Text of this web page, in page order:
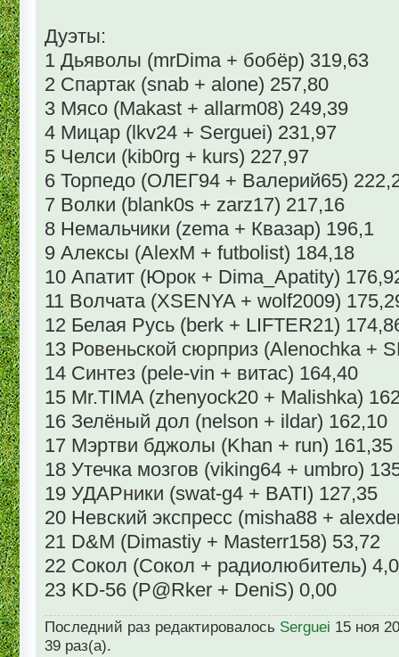
Дуэты:
1 Дьяволы (mrDima + бобёр) 319,63
2 Спартак (snab + alone) 257,80
3 Мясо (Makast + allarm08) 249,39
4 Мицар (lkv24 + Serguei) 231,97
5 Челси (kib0rg + kurs) 227,97
6 Торпедо (ОЛЕГ94 + Валерий65)
7 Волки (blank0s + zarz17) 217,16
8 Немальчики (zema + Квазар) 196,1
9 Алексы (AlexM + futbolist) 184,18
10 Апатит (Юрок + Dima_Apatity)
11 Волчата (XSENYA + wolf2009)
12 Белая Русь (berk + LIFTER21)
13 Ровеньской сюрприз (Alenochka +
14 Синтез (pele-vin + витас) 164,40
15 Mr.TIMA (zhenyock20 + Malishka)
16 Зелёный дол (nelson + ildar) 162,10
17 Мэртви бджолы (Khan + run) 161,35
18 Утечка мозгов (viking64 + umbro)
19 УДАРники (swat-g4 + BATI) 127,35
20 Невский экспресс (misha88 +
21 D&M (Dimastiy + Masterr158) 53,72
22 Сокол (Сокол + радиолюбитель)
23 KD-56 (P@Rker + DeniS) 0,00
Последний раз редактировалось Serguei 15 ноя
39 раз(а).